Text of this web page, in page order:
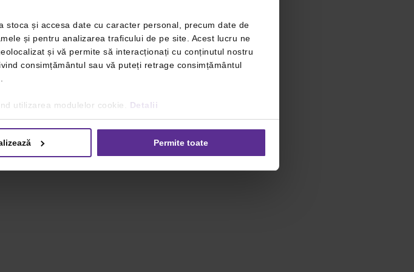
stoca și accesa date cu caracter personal, precum date de
și pentru analizarea traficului de pe site. Acest lucru ne
și vă permite să interacționați cu conținutul nostru
consimțământul sau vă puteți retrage consimțământul
utilizarea modulelor cookie. Detalii
Permite toate